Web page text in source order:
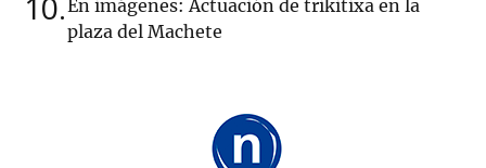
En imágenes: Actuación de trikitixa en la
plaza del Machete